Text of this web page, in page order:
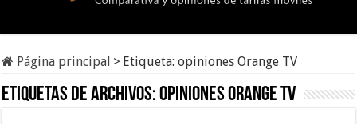
Página principal > Etiqueta:opiniones Orange TV
Etiquetas de archivos:opiniones Orange TV